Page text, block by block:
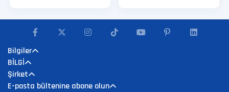
Bilgiler
BİLGİ
Şirket
E-posta bültenine abone olun